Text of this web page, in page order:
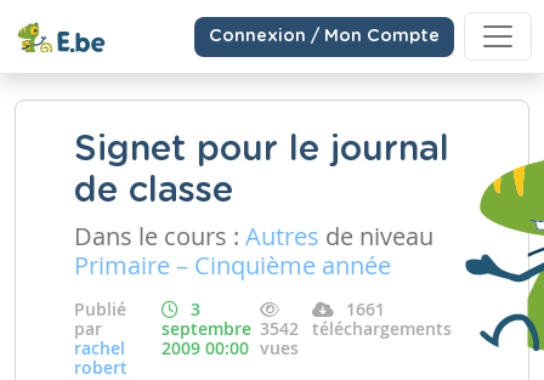
Connexion / Mon Compte
Signet pour le journal
de classe
Dans le cours : Autres de niveau
Primaire – Cinquième année
Publié
par
rachel
robert
3
septembre
2009 00:00
3542
vues
1661
téléchargements